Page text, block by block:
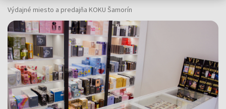
Výdajné miesto a predajňa KOKU Šamorín